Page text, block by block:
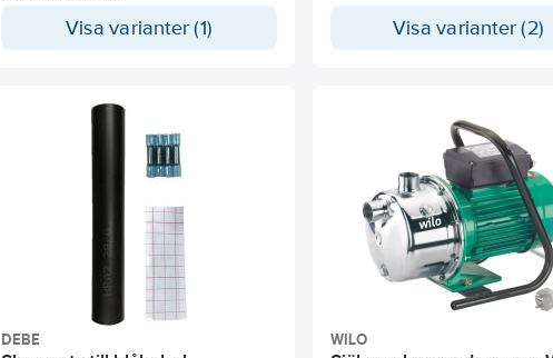
Visa varianter (1) Visa varianter (2)
DEBE WILO